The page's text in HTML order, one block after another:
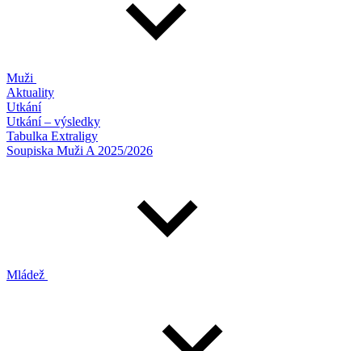
Muži
Aktuality
Utkání
Utkání – výsledky
Tabulka Extraligy
Soupiska Muži A 2025/2026
Mládež